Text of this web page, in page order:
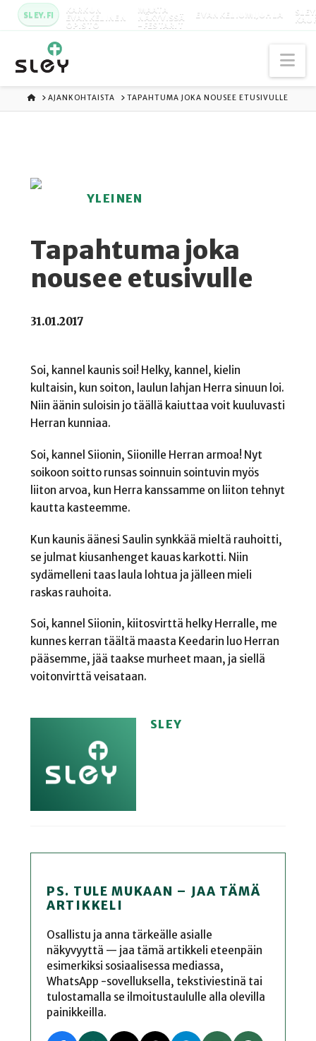
SLEY.FI KARKUN
EVANKELINEN
OPISTO
MAATA
NÄKYVISSÄ
-FESTARIT
EVANKELIUMIJUHLA
ETUSIVU
AJANKOHTAISTA TAPAHTUMA JOKA NOUSEE ETUSIVULLE
YLEINEN
Tapahtuma joka
nousee etusivulle
31.01.2017
Soi, kannel kaunis soi! Helky, kannel, kielin
kultaisin, kun soiton, laulun lahjan Herra sinuun loi.
Niin äänin suloisin jo täällä kaiuttaa voit kuuluvasti
Herran kunniaa.
Soi, kannel Siionin, Siionille Herran armoa! Nyt
soikoon soitto runsas soinnuin sointuvin myös
liiton arvoa, kun Herra kanssamme on liiton tehnyt
kautta kasteemme.
Kun kaunis äänesi Saulin synkkää mieltä rauhoitti,
se julmat kiusanhenget kauas karkotti. Niin
sydämelleni taas laula lohtua ja jälleen mieli
raskas rauhoita.
Soi, kannel Siionin, kiitosvirttä helky Herralle, me
kunnes kerran täältä maasta Keedarin luo Herran
pääsemme, jää taakse murheet maan, ja siellä
voitonvirttä veisataan.
SLEY
PS. TULE MUKAAN – JAA TÄMÄ
ARTIKKELI
Osallistu ja anna tärkeälle asialle
näkyvyyttä — jaa tämä artikkeli eteenpäin
esimerkiksi sosiaalisessa mediassa,
WhatsApp -sovelluksella, tekstiviestinä tai
tulostamalla se ilmoitustaululle alla olevilla
painikkeilla.